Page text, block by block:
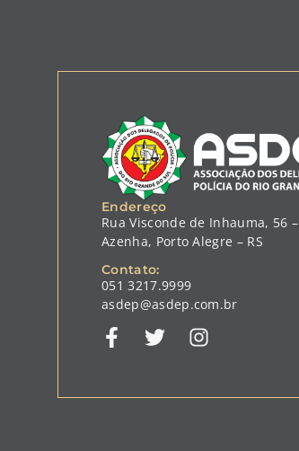
Endereço
Rua Visconde de Inhauma, 56 –
Azenha, Porto Alegre – RS
Contato:
051 3217.9999
asdep@asdep.com.br